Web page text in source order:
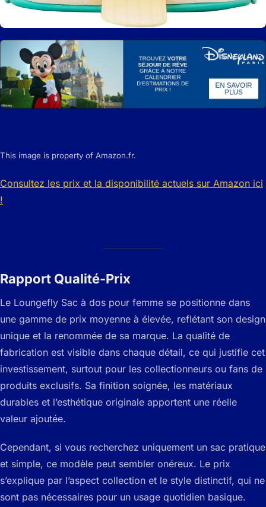
This image is property of Amazon.fr.
Consultez les prix et la disponibilité actuels sur Amazon ici
!
Rapport Qualité-Prix
Le Loungefly Sac à dos pour femme se positionne dans
une gamme de prix moyenne à élevée, reflétant son design
unique et la renommée de sa marque. La qualité de
fabrication est visible dans chaque détail, ce qui justifie cet
investissement, surtout pour les collectionneurs ou fans de
produits exclusifs. Sa finition soignée, les matériaux
durables et l’esthétique originale apportent une réelle
valeur ajoutée.
Cependant, si vous recherchez uniquement un sac pratique
et simple, ce modèle peut sembler onéreux. Le prix
s’explique par l’aspect collection et le style distinctif, qui ne
sont pas nécessaires pour un usage quotidien basique.